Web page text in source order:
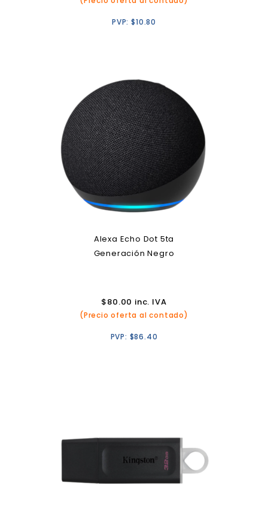
PVP:$10.80
Alexa Echo Dot 5ta
Generación Negro
$80.00 inc. IVA
(Precio oferta al contado)
PVP: $86.40